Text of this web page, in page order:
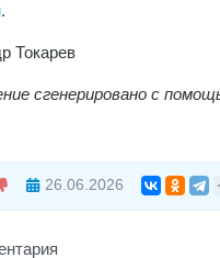
.
Токарев
сгенерировано с
26.06.2026